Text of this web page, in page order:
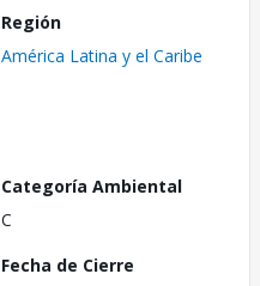
Región
América Latina y el Caribe
Categoría Ambiental
C
Fecha de Cierre